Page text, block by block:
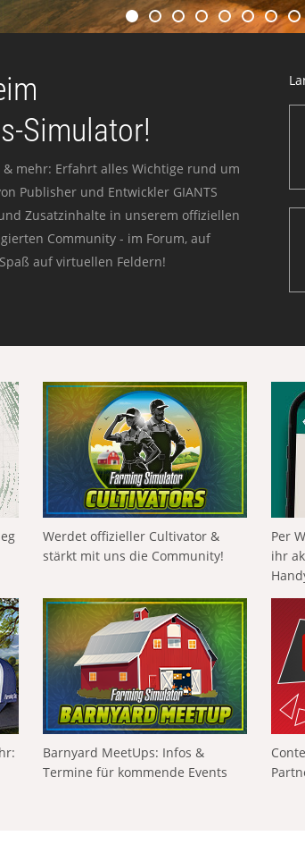
Simulator!
& mehr: Erfahrt alles Wichtige rund um
Publisher und Entwickler GIANTS
Zusatzinhalte in unserem offiziellen
Community - im Forum, auf
auf virtuellen Feldern!
Werdet offizieller Cultivator &
stärkt mit uns die Community!
Per
ihr
Barnyard MeetUps: Infos &
Termine für kommende Events